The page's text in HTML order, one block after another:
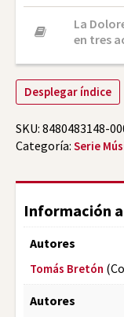
La
en tres
Desplegar índice
SKU: 8480483148-
Categoría: Serie
Información
Autores
Tomás Bretón
Autores